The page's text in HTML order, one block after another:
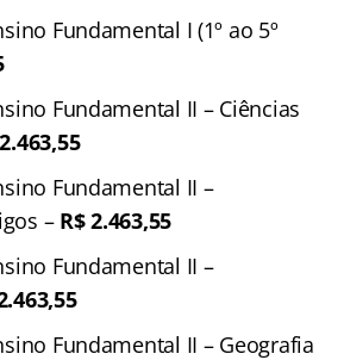
Fundamental I (1º ao 5º
Fundamental II – Ciências
Fundamental II –
– R$ 2.463,55
Fundamental II –
Fundamental II – Geografia